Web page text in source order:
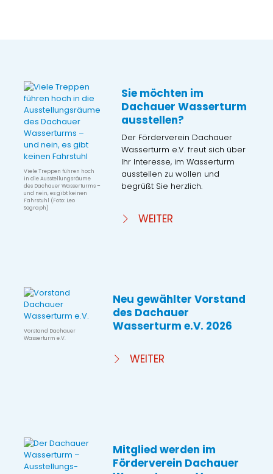
Viele Treppen führen hoch
in die Ausstellungsräume
des Dachauer Wasserturms –
und nein, es gibt keinen
Fahrstuhl (Foto: Leo
Sograph)
Sie möchten im
Dachauer Wasserturm
ausstellen?
Der Förderverein Dachauer
Wasserturm e.V. freut sich über
Ihr Interesse, im Wasserturm
ausstellen zu wollen und
begrüßt Sie herzlich.
WEITER
Vorstand Dachauer
Wasserturm e.V.
Neu gewählter Vorstand
des Dachauer
Wasserturm e.V. 2026
WEITER
Mitglied werden im
Förderverein Dachauer